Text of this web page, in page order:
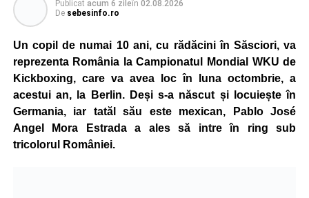
Publicat acum 6 zileîn 02.08.2026
De sebesinfo.ro
Un copil de numai 10 ani, cu rădăcini în Săsciori, va
reprezenta România la Campionatul Mondial WKU de
Kickboxing, care va avea loc în luna octombrie, a
acestui an, la Berlin. Deși s-a născut și locuiește în
Germania, iar tatăl său este mexican, Pablo José
Angel Mora Estrada a ales să intre în ring sub
tricolorul României.